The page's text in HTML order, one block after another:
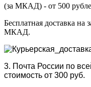
(за МКАД) - от 500
Бесплатная доставка на
МКАД.
3. Почта России по
стоимость от 300 руб.